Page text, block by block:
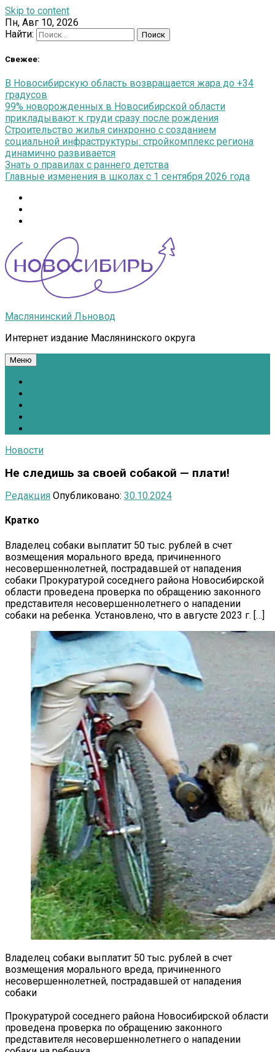
Skip to content
Пн, Авг 10, 2026
Найти:
Свежее:
В Новосибирскую область возвращается жара до +34
градусов
99% новорожденных в Новосибирской области
прикладывают к груди сразу после рождения
Строительство жилья синхронно с созданием
социальной инфраструктуры: стройкомплекс региона
динамично развивается
Знать о правилах с раннего детства
Главные изменения в школах с 1 сентября 2026 года
Маслянинский Льновод
Интернет издание Маслянинского округа
Меню
Новости
Не следишь за своей собакой — плати!
Редакция Опубликовано: 30.10.2024
Кратко
Владелец собаки выплатит 50 тыс. рублей в счет
возмещения морального вреда, причиненного
несовершеннолетней, пострадавшей от нападения
собаки Прокуратурой соседнего района Новосибирской
области проведена проверка по обращению законного
представителя несовершеннолетнего о нападении
собаки на ребенка. Установлено, что в августе 2023 г. […]
Владелец собаки выплатит 50 тыс. рублей в счет
возмещения морального вреда, причиненного
несовершеннолетней, пострадавшей от нападения
собаки
Прокуратурой соседнего района Новосибирской области
проведена проверка по обращению законного
представителя несовершеннолетнего о нападении